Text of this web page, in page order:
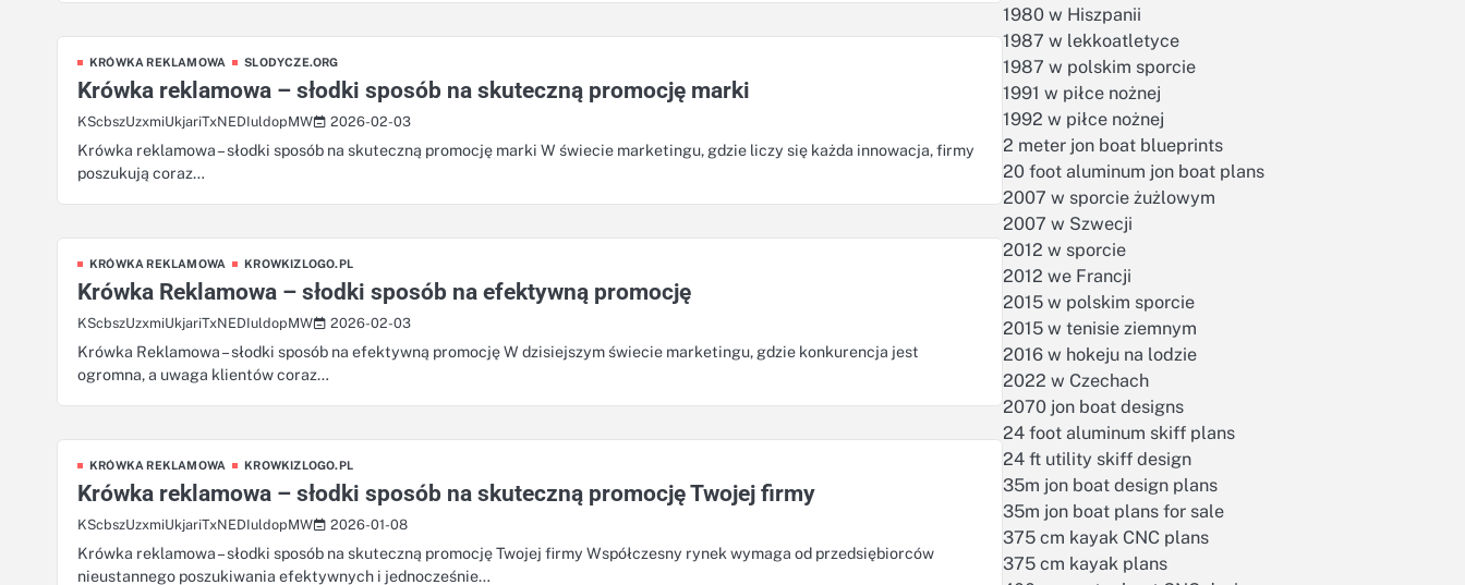
KRÓWKA REKLAMOWA SLODYCZE.ORG
Krówka reklamowa – słodki sposób na skuteczną promocję marki
KScbszUzxmiUkjariTxNEDIuldopMW 2026-02-03
Krówka reklamowa – słodki sposób na skuteczną promocję marki W świecie marketingu, gdzie liczy się każda innowacja, firmy
poszukują coraz…
KRÓWKA REKLAMOWA KROWKIZLOGO.PL
Krówka Reklamowa – słodki sposób na efektywną promocję
KScbszUzxmiUkjariTxNEDIuldopMW 2026-02-03
Krówka Reklamowa – słodki sposób na efektywną promocję W dzisiejszym świecie marketingu, gdzie konkurencja jest
ogromna, a uwaga klientów coraz…
KRÓWKA REKLAMOWA KROWKIZLOGO.PL
Krówka reklamowa – słodki sposób na skuteczną promocję Twojej firmy
KScbszUzxmiUkjariTxNEDIuldopMW 2026-01-08
Krówka reklamowa – słodki sposób na skuteczną promocję Twojej firmy Współczesny rynek wymaga od przedsiębiorców
nieustannego poszukiwania efektywnych i jednocześnie…
1980 w Hiszpanii
1987 w lekkoatletyce
1987 w polskim sporcie
1991 w piłce nożnej
1992 w piłce nożnej
2 meter jon boat blueprints
20 foot aluminum jon boat plans
2007 w sporcie żużlowym
2007 w Szwecji
2012 w sporcie
2012 we Francji
2015 w polskim sporcie
2015 w tenisie ziemnym
2016 w hokeju na lodzie
2022 w Czechach
2070 jon boat designs
24 foot aluminum skiff plans
24 ft utility skiff design
35m jon boat design plans
35m jon boat plans for sale
375 cm kayak CNC plans
375 cm kayak plans